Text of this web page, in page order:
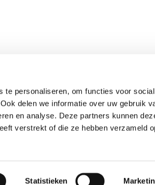
te personaliseren, om functies voor
delen we informatie over uw gebruik
en analyse. Deze partners kunnen
verstrekt of die ze hebben verzameld
Statistieken